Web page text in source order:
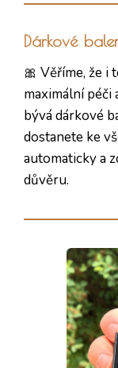
Dárkové
🎀 Věříme, že i
maximální péči
bývá dárkové
dostanete ke
automaticky a
důvěru.